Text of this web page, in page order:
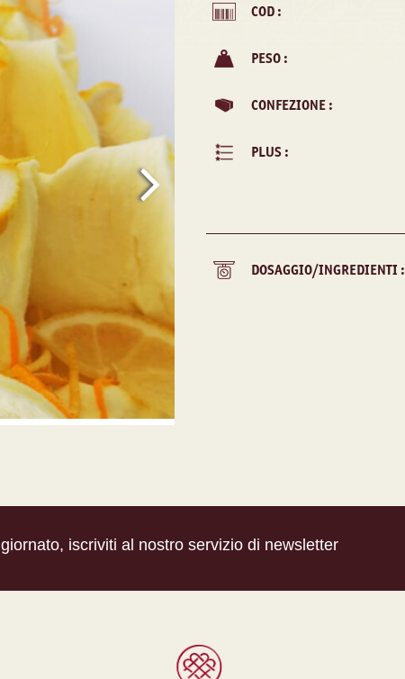
COD :
PESO :
CONFEZIONE :
PLUS :
DOSAGGIO/INGREDIENTI :
iscriviti al nostro servizio di newsletter